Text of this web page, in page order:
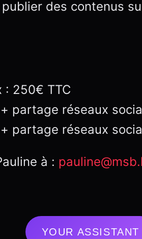
des contenus
: 250€ TTC
partage réseaux
partage réseaux
à :
YOUR ASSISTANT